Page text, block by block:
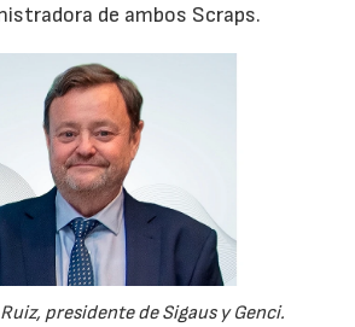
de ambos Scraps.
presidente de Sigaus y Genci.